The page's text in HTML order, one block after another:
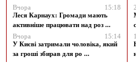
Вчора
15:18
Леся Карнаух: Громади мають
активніше працювати над роз ...
Вчора
15:14
У Києві затримали чоловіка, який
за гроші збирав для ро ...